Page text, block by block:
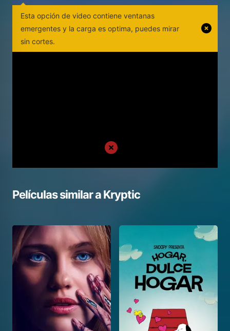
Esta opción de video contiene ventanas
emergentes y la carga es optima, puedes mirar
sin cortes.
Películas similar aKryptic